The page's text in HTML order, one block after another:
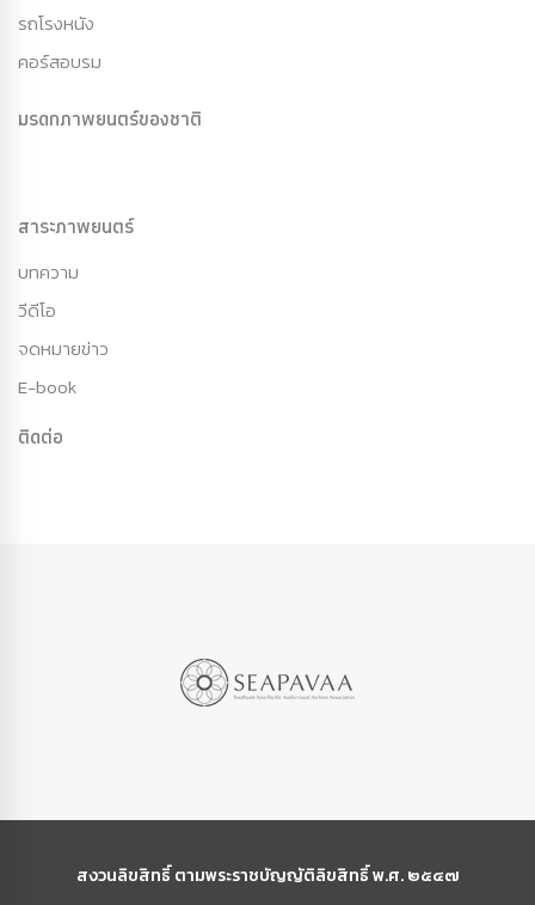
รถโรงหนัง
คอร์สอบรม
มรดกภาพยนตร์ของชาติ
สาระภาพยนตร์
บทความ
วีดีโอ
จดหมายข่าว
E-book
ติดต่อ
สงวนลิขสิทธิ์ ตามพระราชบัญญัติลิขสิทธิ์ พ.ศ. ๒๕๔๗